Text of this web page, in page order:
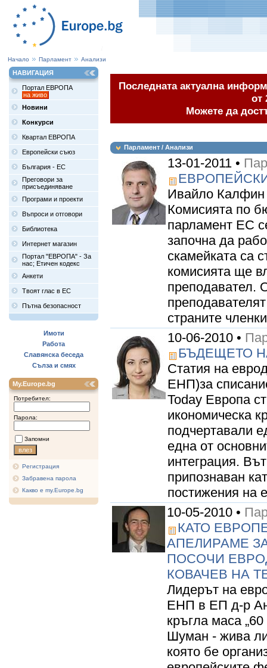
Начало Парламент Анализи
НАВИГАЦИЯ
Портал ЕВРОПА
на живо
Новини
Конкурси
Квартал ЕВРОПА
Европейски съюз
България - ЕС
Преговори за
присъединяване
Програми и проекти
Въпроси и отговори
Библиотека
Интернет магазин
Портал "ЕВРОПА" - За
нас; Етичен кодекс
Анкети
Твоят глас в ЕС
Пътна безопасност
Имоти
Работа
Славянска беседа
Сълза и смях
My.Europe.bg
Потребител:
Парола:
Запомни
Регистрация
Забравена парола
Какво е my.Europe.bg
Последната актуална
от
Можете да
Парламент / Анализи
13-01-2011 •
Ивайло
Комисията по
парламент ЕС
започна да
скамейката са
комисията ще
преподавател.
страните
10-06-2010 •
БЪДЕЩЕТО
Статия на
ЕНП)за
Today Европа
икономическа
подчертавали
една от
интеграция.
припознаван
постижения на
10-05-2010 •
КАТО
АПЕЛИРАМЕ
ПОСОЧИ
КОВАЧЕВ НА
Лидерът на
ЕНП в ЕП д-р
кръгла маса
Шуман - жива
която бе